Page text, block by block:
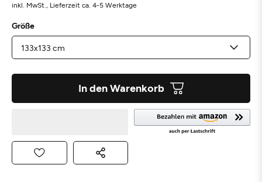
inkl. MwSt., Lieferzeit ca. 4-5 Werktage
Größe
In den Warenkorb